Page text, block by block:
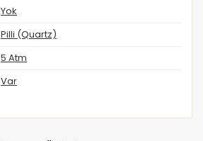
Yok
Pilli (Quartz)
5 Atm
Var